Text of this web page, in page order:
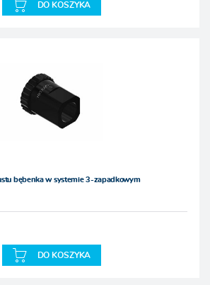
DO KOSZYKA
bębenka w systemie 3-zapadkowym
DO KOSZYKA